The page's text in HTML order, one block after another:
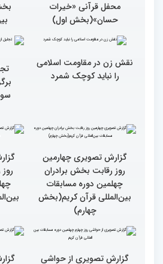
محفل قرآنی «خیرات
حسان»(بخش سوم)
گزارش تصویری سومین
محفل قرآنی «خیرات
حسان»(بخش اول)
نقش زن در مقاومت اسلامی
را نباید کوچک شمرد